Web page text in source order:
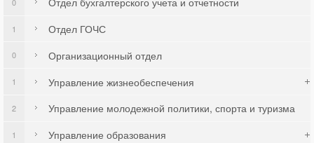
Отдел ГОЧС
1
Организационный отдел
0
Управление жизнеобеспечения
1
Управление молодежной политики, спорта и туризма
2
Управление образования
1